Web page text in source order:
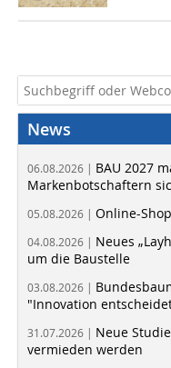
News
06.08.2026 | BAU 2027
Markenbotschaftern
05.08.2026 | Online-
04.08.2026 | Neues
um die Baustelle
03.08.2026 |
"Innovation
31.07.2026 | Neue
vermieden werden